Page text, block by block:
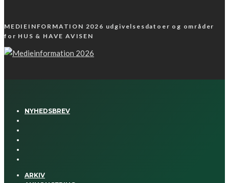
MEDIEINFORMATION 2026 udgivelsesdatoer og områder
for HUS & HAVE AVISEN
NYHEDSBREV
ARKIV